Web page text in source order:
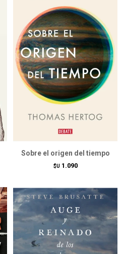
Sobre el origen del tiempo
$U 1.090